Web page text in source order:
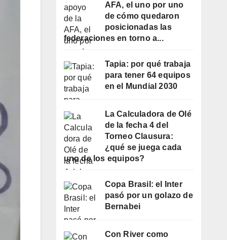
AFA, el uno por uno
de cómo quedaron
posicionadas las
federaciones en torno a...
Tapia: por qué trabaja
para tener 64 equipos
en el Mundial 2030
La Calculadora de Olé
de la fecha 4 del
Torneo Clausura:
¿qué se juega cada
uno de los equipos?
Copa Brasil: el Inter
pasó por un golazo de
Bernabei
Con River como